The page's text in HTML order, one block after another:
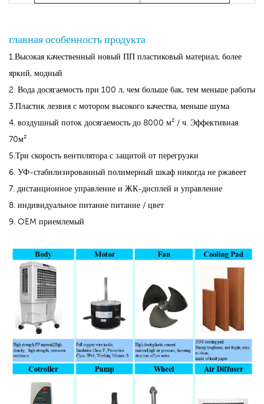
главная особенность продукта
1.Высокая качественный новый ПП пластиковый материал, более
яркий, модный
2. Вода досягаемость при 100 л, чем больше бак, тем меньше работы
3.Пластик лезвия с мотором высокого качества, меньше шума
4. воздушный поток досягаемость до 8000 м² / ч. Эффективная
70м²
5.Три скорость вентилятора с защитой от перегрузки
6. УФ-стабилизированный полимерный шкаф никогда не ржавеет
7. дистанционное управление и ЖК-дисплей и управление
8. индивидуальное питание питание / цвет
9. OEM приемлемый